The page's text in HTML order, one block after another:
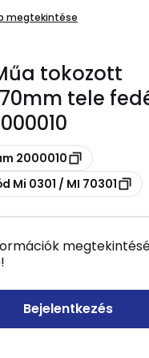
megtekintése
tokozott
tele
2000010
Mi 0301 / MI 70301
Bejelentkezés